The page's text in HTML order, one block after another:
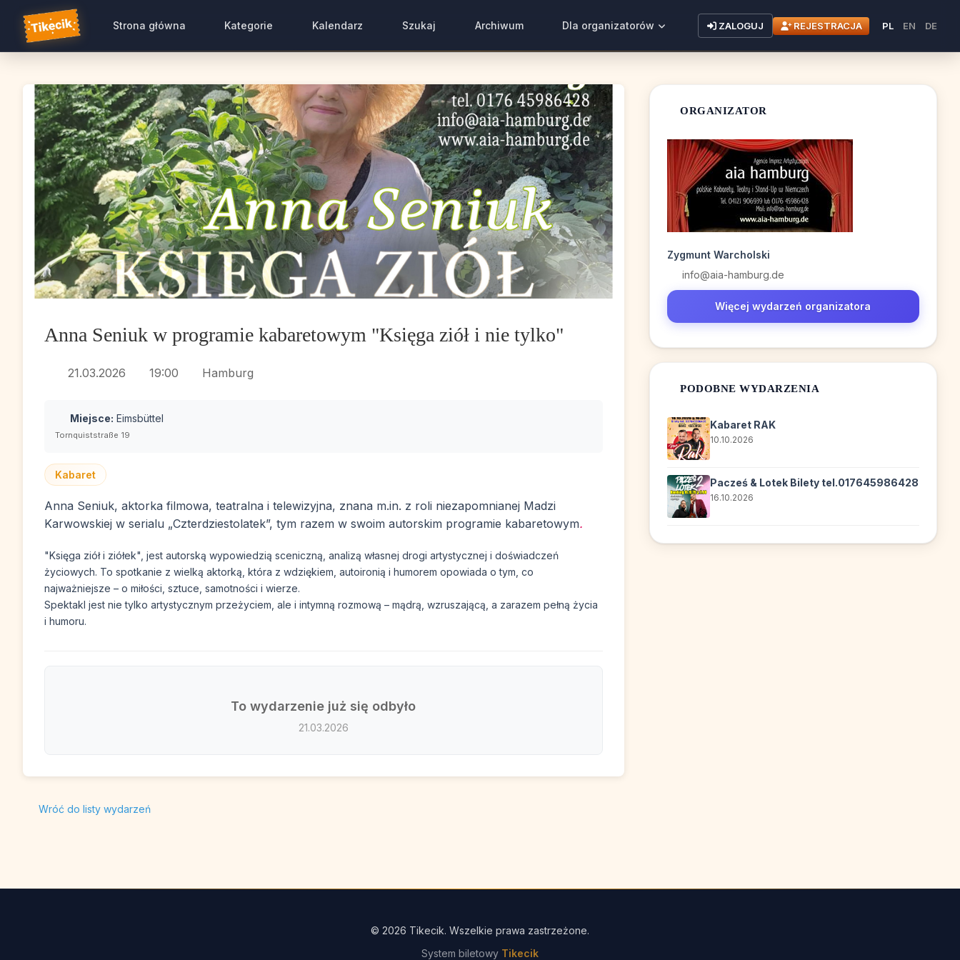
Strona główna Kategorie Kalendarz Szukaj Archiwum Dla organizatorów ZALOGUJ REJESTRACJA PL EN DE
Anna Seniuk w programie kabaretowym "Księga ziół i nie tylko"
21.03.2026 19:00 Hamburg
Miejsce: Eimsbüttel
Tornquiststraße 19
Kabaret
Anna Seniuk, aktorka filmowa, teatralna i telewizyjna, znana m.in. z roli niezapomnianej Madzi
Karwowskiej w serialu „Czterdziestolatek”, tym razem w swoim autorskim programie kabaretowym.
"Księga ziół i ziółek", jest autorską wypowiedzią sceniczną, analizą własnej drogi artystycznej i doświadczeń
życiowych. To spotkanie z wielką aktorką, która z wdziękiem, autoironią i humorem opowiada o tym, co
najważniejsze – o miłości, sztuce, samotności i wierze.
Spektakl jest nie tylko artystycznym przeżyciem, ale i intymną rozmową – mądrą, wzruszającą, a zarazem pełną życia
i humoru.
To wydarzenie już się odbyło
21.03.2026
ORGANIZATOR
Zygmunt Warcholski
info@aia-hamburg.de
Więcej wydarzeń organizatora
PODOBNE WYDARZENIA
Kabaret RAK
10.10.2026
Pacześ & Lotek Bilety tel.017645986428
16.10.2026
Wróć do listy wydarzeń
© 2026 Tikecik. Wszelkie prawa zastrzeżone.
System biletowy Tikecik